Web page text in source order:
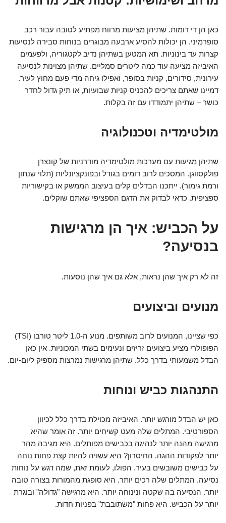
כאן הן די דומות. שתיהן מציעות מרווח מפתיע לטובה עבור רכב
סופרמיני. הן יכולות להסיע ארבעה מבוגרים בנוחות סבירה לנסיעות
קצרות עד בינוניות. תא המטען בשתיהן נדיב לקטגוריה, ולפעמים
האיביזה מציעה עוד כמה ליטרים סמליים. שתיהן מצוינות לנסיעה
עירונית, סידורים, קניות בסופר, ואפילו גיחה מדי פעם מחוץ לעיר.
דמיינו שאתם צריכים להכניס קניות שבועיות, או תיק גדול לחדר
כושר – שתיהן יתמודדו עם זה בקלות.
מולטימדיה וטכנולוגיה
שתיהן מגיעות עם מערכות מולטימדיה מודרניות של קונצרן
פולקסווגן. המסכים לרוב דומים בגודל ובפונקציונליות (תלוי שנתון
ורמת גימור). ייתכנו הבדלים קלים בעיצוב הממשק או בקישוריות
ספציפית. כדאי לבדוק את הדגם הספציפי שאתם שוקלים.
על הכביש: איך הן מרגישות
בנסיעה?
זה לא רק איך שהן נראות, אלא גם איך שהן נוסעות.
מנועים וביצועים
כפי שציינו, המנועים לרוב משותפים. מנוע ה-1.0 ליטר טורבו (TSI)
הפופולרי מציע ביצועים זריזים ונעימים בשתי המכוניות. אין כאן
הבדל משמעותי בדרך כלל. שתיהן מרגישות נמרצות מספיק ליום-יום.
התנהגות כביש ונוחות
כאן יש הבדל מורגש יותר. האיביזה מכוילת בדרך כלל לכיוון
הספורטיבי. המתלים שלה מעט קשיחים יותר. זה אומר שהיא
מרגישה מהנה יותר לנהיגה בכבישים מפותלים. היא מגיבה מהר
יותר לפקודות ההגה. החיסרון? היא עשויה להיות קצת פחות נוחה
על כבישים משובשים בעיר. הפולו, לעומת זאת, שמה דגש על נוחות
נסיעה. המתלים שלה רכים יותר. היא סופגת מהמורות בצורה טובה
יותר. הנסיעה בה שקטה ונינוחה יותר. היא מרגישה "גדולה" ובוגרת
יותר על הכביש. היא פחות "משתובבת" בפניות חדות.